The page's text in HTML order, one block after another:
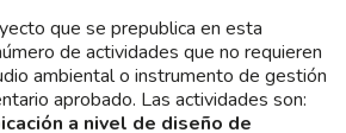
que se prepublica en esta
de actividades que no requieren
ambiental o instrumento de gestión
aprobado. Las actividades son:
a nivel de diseño de